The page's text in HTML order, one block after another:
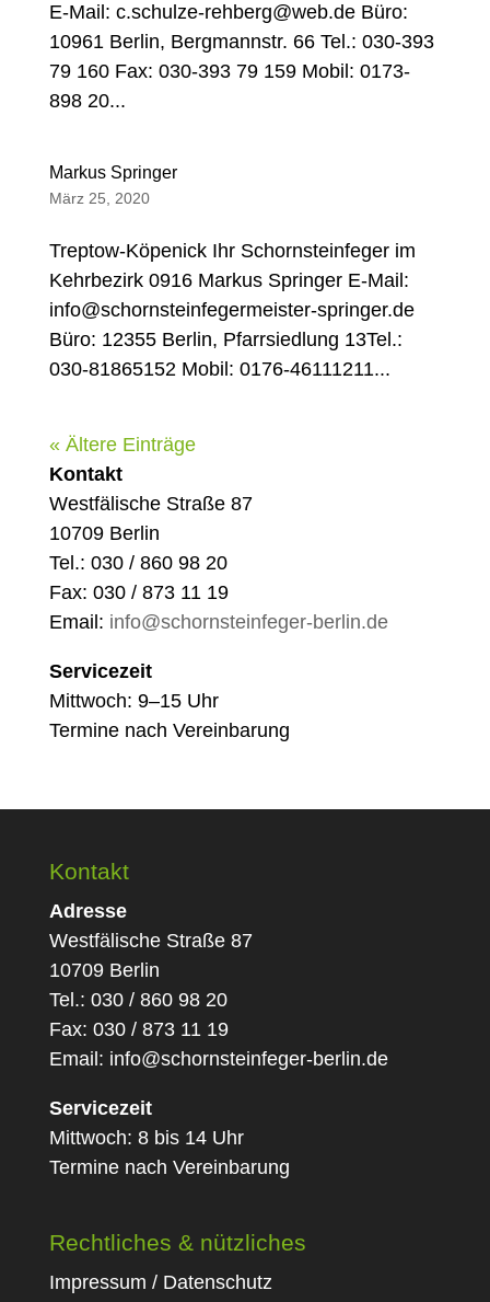
E-Mail: c.schulze-rehberg@web.de Büro:
10961 Berlin, Bergmannstr. 66 Tel.: 030-393
79 160 Fax: 030-393 79 159 Mobil: 0173-
898 20...
Markus Springer
März 25, 2020
Treptow-Köpenick Ihr Schornsteinfeger im
Kehrbezirk 0916 Markus Springer E-Mail:
info@schornsteinfegermeister-springer.de
Büro: 12355 Berlin, Pfarrsiedlung 13Tel.:
030-81865152 Mobil: 0176-46111211...
« Ältere Einträge
Kontakt
Westfälische Straße 87
10709 Berlin
Tel.: 030 / 860 98 20
Fax: 030 / 873 11 19
Email: info@schornsteinfeger-berlin.de
Servicezeit
Mittwoch: 9–15 Uhr
Termine nach Vereinbarung
Kontakt
Adresse
Westfälische Straße 87
10709 Berlin
Tel.: 030 / 860 98 20
Fax: 030 / 873 11 19
Email: info@schornsteinfeger-berlin.de
Servicezeit
Mittwoch: 8 bis 14 Uhr
Termine nach Vereinbarung
Rechtliches & nützliches
Impressum / Datenschutz